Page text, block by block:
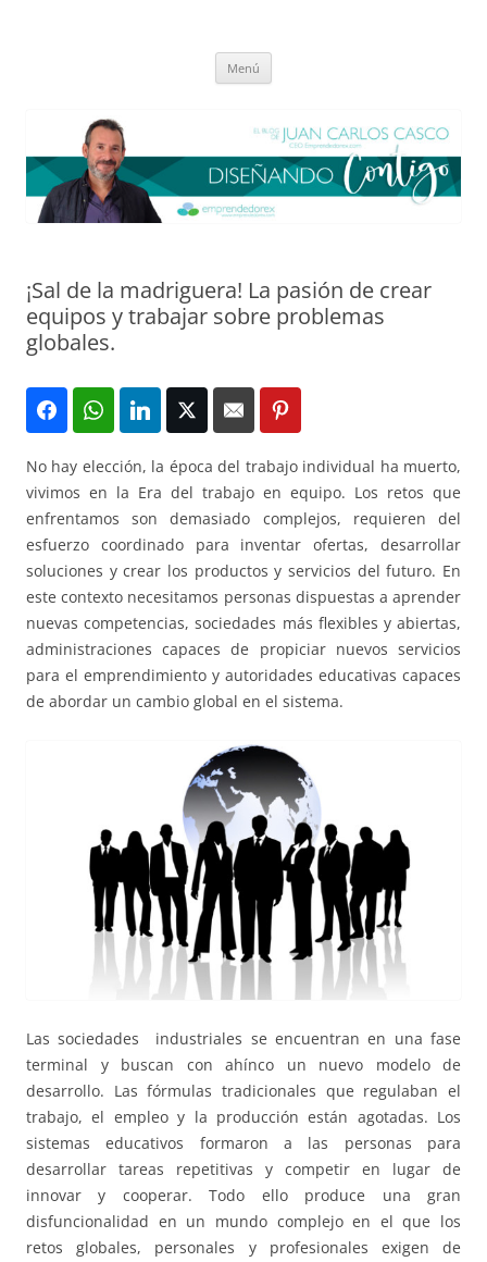
Menú
¡Sal de la madriguera! La pasión de crear
equipos y trabajar sobre problemas
globales.
No hay elección, la época del trabajo individual ha muerto,
vivimos en la Era del trabajo en equipo. Los retos que
enfrentamos son demasiado complejos, requieren del
esfuerzo coordinado para inventar ofertas, desarrollar
soluciones y crear los productos y servicios del futuro. En
este contexto necesitamos personas dispuestas a aprender
nuevas competencias, sociedades más flexibles y abiertas,
administraciones capaces de propiciar nuevos servicios
para el emprendimiento y autoridades educativas capaces
de abordar un cambio global en el sistema.
Las sociedades industriales se encuentran en una fase
terminal y buscan con ahínco un nuevo modelo de
desarrollo. Las fórmulas tradicionales que regulaban el
trabajo, el empleo y la producción están agotadas. Los
sistemas educativos formaron a las personas para
desarrollar tareas repetitivas y competir en lugar de
innovar y cooperar. Todo ello produce una gran
disfuncionalidad en un mundo complejo en el que los
retos globales, personales y profesionales exigen de